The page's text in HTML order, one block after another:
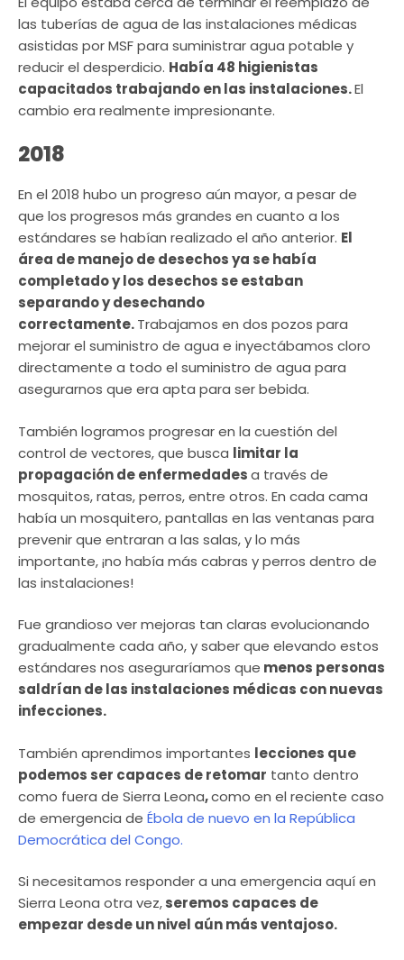
las tuberías de agua de las instalaciones médicas
asistidas por MSF para suministrar agua potable y
reducir el desperdicio. Había 48 higienistas
capacitados trabajando en las instalaciones.El
cambio era realmente impresionante.
2018
En el 2018 hubo un progreso aún mayor, a pesar de
que los progresos más grandes en cuanto a los
estándares se habían realizado el año anterior. El
área de manejo de desechos ya se había
completado y los desechos se estaban
separando y desechando
correctamente.Trabajamos en dos pozos para
mejorar el suministro de agua e inyectábamos cloro
directamente a todo el suministro de agua para
asegurarnos que era apta para ser bebida.
También logramos progresar en la cuestión del
control de vectores, que busca limitar la
propagación de enfermedadesa través de
mosquitos, ratas, perros, entre otros. En cada cama
había un mosquitero, pantallas en las ventanas para
prevenir que entraran a las salas, y lo más
importante,¡no había más cabras y perros dentro de
las instalaciones!
Fue grandioso ver mejoras tan claras evolucionando
gradualmente cada año, y saber que elevando estos
estándares nos aseguraríamos que menos personas
saldrían de las instalaciones médicas con nuevas
infecciones.
También aprendimos importantes lecciones que
podemos ser capaces de retomar tanto dentro
como fuera de Sierra Leona,como en el reciente caso
de emergencia de Ébola de nuevo en la República
Democrática del Congo.
Si necesitamos responder a una emergencia aquí en
Sierra Leona otra vez,seremos capaces de
empezar desde un nivel aún más ventajoso.